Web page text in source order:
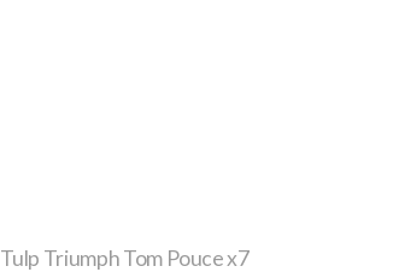
Tulp Triumph Tom Pouce x7